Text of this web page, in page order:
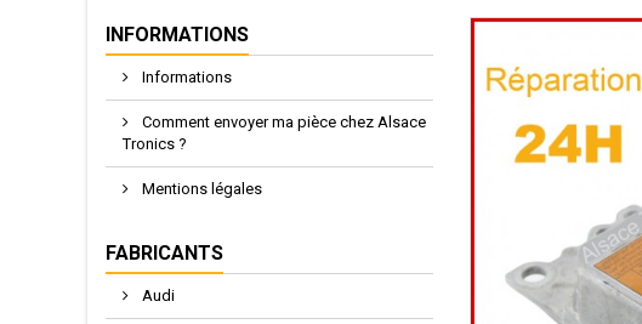
INFORMATIONS
Informations
Comment envoyer ma pièce chez Alsace
Tronics ?
Mentions légales
FABRICANTS
Audi